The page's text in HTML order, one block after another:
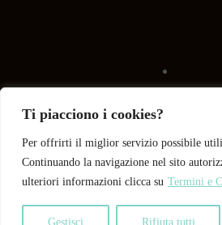
Ti piacciono i cookies?
Per offrirti il miglior servizio possibile
Continuando la navigazione nel sito
ulteriori informazioni clicca su Termini e
Gestisci Rifiuta tutti